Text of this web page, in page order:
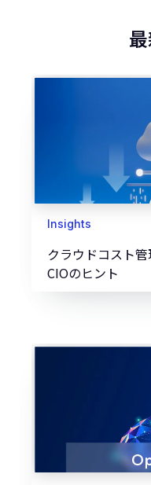
Insights
クラウドコスト
CIOのヒント